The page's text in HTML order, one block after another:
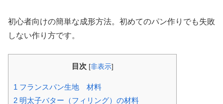
初心者向けの簡単な成形方法。初めてのパン作りでも失敗
しない作り方です。
目次 [非表示]
1 フランスパン生地 材料
2 明太子バター（フィリング）の材料